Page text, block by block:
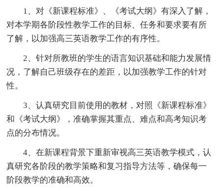
1、对《新课程标准》、《考试大纲》有深入了解，
对本学期各阶段性教学工作的目标、任务和要求要有所
了解，以加强高三英语教学工作的有序性。
2、针对所教班的学生的语言知识基础和能力发展情
况，了解自己班级存在的差距，以加强教学工作的针对
性。
3、认真研究目前使用的教材，对照《新课程标准》
和《考试大纲》，准确掌握其重点、难点和高考知识考
点的分布情况。
4、在新课程背景下重新审视高三英语教学模式，认
真研究各阶段的教学策略和复习指导方法等，确保每一
阶段教学的准确和高效。